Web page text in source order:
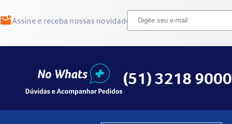
mark_email_unreadAssine e receba nossas novidades
(51) 3218 9000